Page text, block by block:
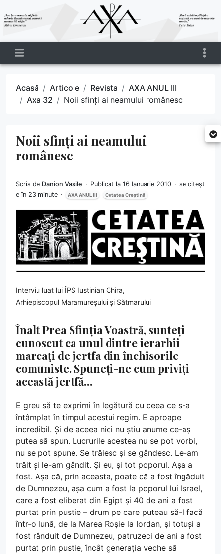
Acasă Articole Revista
AXA ANUL III
Axa 32
Noii sfinți ai neamului românesc
Noii sfinți ai neamului
românesc
Scris de Danion Vasile Publicat la 16 Ianuarie 2010
se citeșt
e în 23 minute
AXA ANUL III Cetatea Creștină
Interviu luat lui ÎPS Iustinian Chira,
Arhiepiscopul Maramureșului și Sătmarului
Înalt Prea Sfinția Voastră, sunteți
cunoscut ca unul dintre ierarhii
marcați de jertfa din închisorile
comuniste. Spuneți-ne cum priviți
această jertfă…
E greu să te exprimi în legătură cu ceea ce s-a
întâmplat în timpul acestui regim. E aproape
incredibil. Și de aceea nici nu știu anume ce-aș
putea să spun. Lucrurile acestea nu se pot vorbi,
nu se pot spune. Se trăiesc și se gândesc. Le-am
trăit și le-am gândit. Și eu, și tot poporul. Așa a
fost. Așa că, prin aceasta, poate că a fost îngăduit
de Dumnezeu, așa cum a fost la poporul lui Israel,
care a fost eliberat din Egipt și 40 de ani a fost
purtat prin pustie – drum pe care puteau să-l facă
într-o lună, de la Marea Roșie la Iordan, și totuși a
fost rânduit de Dumnezeu, patruzeci de ani a fost
purtat prin pustie, încât generația veche să